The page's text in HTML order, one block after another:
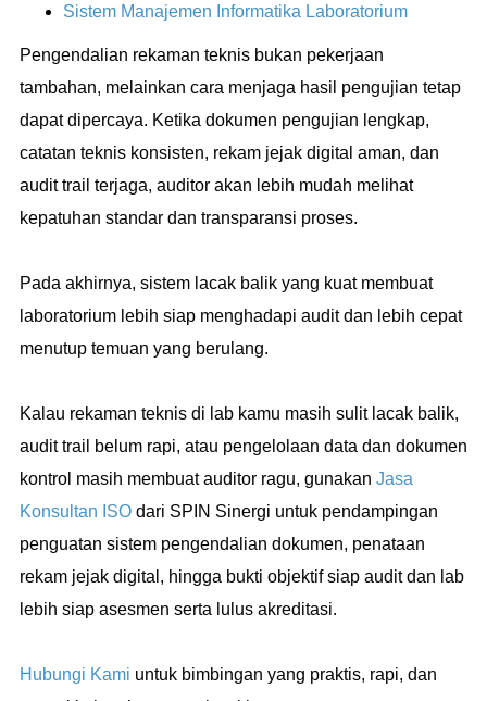
Sistem Manajemen Informatika Laboratorium
Pengendalian rekaman teknis bukan pekerjaan
tambahan, melainkan cara menjaga hasil pengujian tetap
dapat dipercaya. Ketika dokumen pengujian lengkap,
catatan teknis konsisten, rekam jejak digital aman, dan
audit trail terjaga, auditor akan lebih mudah melihat
kepatuhan standar dan transparansi proses.
Pada akhirnya, sistem lacak balik yang kuat membuat
laboratorium lebih siap menghadapi audit dan lebih cepat
menutup temuan yang berulang.
Kalau rekaman teknis di lab kamu masih sulit lacak balik,
audit trail belum rapi, atau pengelolaan data dan dokumen
kontrol masih membuat auditor ragu, gunakan Jasa
Konsultan ISO dari SPIN Sinergi untuk pendampingan
penguatan sistem pengendalian dokumen, penataan
rekam jejak digital, hingga bukti objektif siap audit dan lab
lebih siap asesmen serta lulus akreditasi.
Hubungi Kami untuk bimbingan yang praktis, rapi, dan